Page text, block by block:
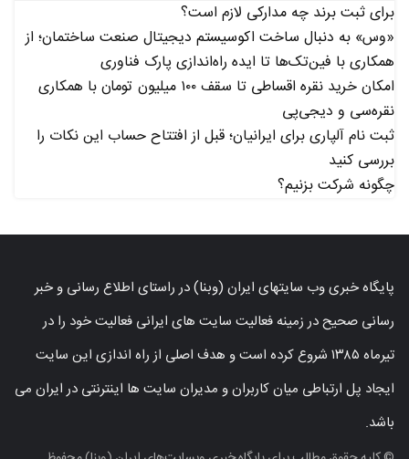
برای ثبت برند چه مدارکی لازم است؟
«وس» به دنبال ساخت اکوسیستم دیجیتال صنعت ساختمان؛ از
همکاری با فین‌تک‌ها تا ایده راه‌اندازی پارک فناوری
امکان خرید نقره اقساطی تا سقف ۱۰۰ میلیون تومان با همکاری
نقره‌سی و دیجی‌پی
ثبت نام آلپاری برای ایرانیان؛ قبل از افتتاح حساب این نکات را
بررسی کنید
چگونه شرکت بزنیم؟
پایگاه خبری وب سایتهای ایران (وبنا) در راستای اطلاع رسانی و خبر
رسانی صحیح در زمینه فعالیت سایت های ایرانی فعالیت خود را در
تیرماه ۱۳۸۵ شروع کرده است و هدف اصلی از راه اندازی این سایت
ایجاد پل ارتباطی میان کاربران و مدیران سایت ها اینترنتی در ایران می
باشد.